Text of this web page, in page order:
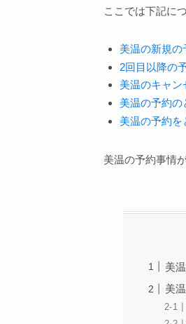
ここでは下記に
美温の新規の
2回目以降の
美温のキャン
美温の予約の
美温の予約を
美温の予約事情
美
美